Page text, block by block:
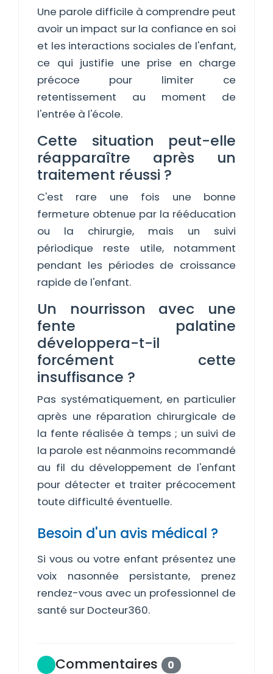
Une parole difficile à comprendre peut
avoir un impact sur la confiance en soi
et les interactions sociales de l'enfant,
ce qui justifie une prise en charge
précoce pour limiter ce
retentissement au moment de
l'entrée à l'école.
Cette situation peut-elle
réapparaître après un
traitement réussi ?
C'est rare une fois une bonne
fermeture obtenue par la rééducation
ou la chirurgie, mais un suivi
périodique reste utile, notamment
pendant les périodes de croissance
rapide de l'enfant.
Un nourrisson avec une
fente palatine
développera-t-il
forcément cette
insuffisance ?
Pas systématiquement, en particulier
après une réparation chirurgicale de
la fente réalisée à temps ; un suivi de
la parole est néanmoins recommandé
au fil du développement de l'enfant
pour détecter et traiter précocement
toute difficulté éventuelle.
Besoin d'un avis médical ?
Si vous ou votre enfant présentez une
voix nasonnée persistante, prenez
rendez-vous avec un professionnel de
santé sur Docteur360.
Commentaires 0